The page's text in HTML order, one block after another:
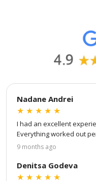
Van Amstel De Pijp
€ 500excl. BTW
Nadane Andrei
★ ★ ★ ★ ★
I had an excellent
Everything worked out
true professional —
the process: from
virtual design and to the
9 months ago
Denitsa Godeva
★ ★ ★ ★ ★